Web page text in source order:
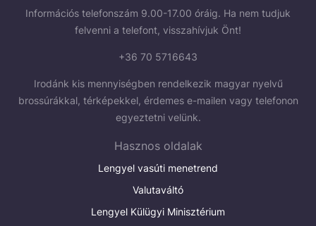
Információs telefonszám 9.00-17.00 óráig. Ha nem tudjuk
felvenni a telefont, visszahívjuk Önt!
+36 70 5716643
Irodánk kis mennyiségben rendelkezik magyar nyelvű
brossúrákkal, térképekkel, érdemes e-mailen vagy telefonon
egyeztetni velünk.
Hasznos oldalak
Lengyel vasúti menetrend
Valutaváltó
Lengyel Külügyi Minisztérium